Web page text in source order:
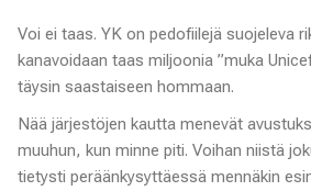
Voi ei taas. YK on pedofiilejä suojeleva
kanavoidaan taas miljoonia ”muka
täysin saastaiseen hommaan.
Nää järjestöjen kautta menevät
muuhun, kun minne piti. Voihan niistä
tietysti peräänkysyttäessä mennäkin